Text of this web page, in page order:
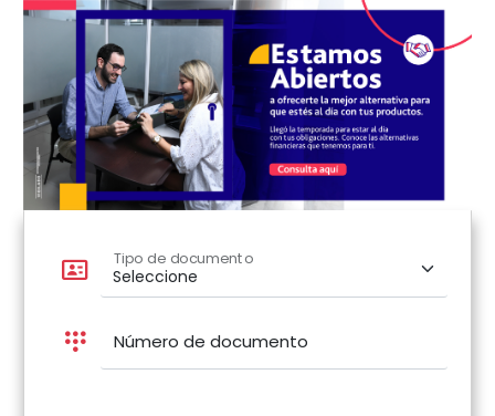
Tipo de documento
Número de documento